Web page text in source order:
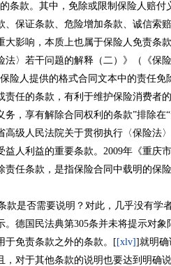
条款。其中，免除或限制保险人赔
、保证条款、危险增加条款、诚信索
大影响，本质上也属于保险人免责条
法〉若干问题的解释（二）》（《保
险人提供的格式合同文本中的责任
责任的条款，有利于维护保险消费者
务，享有解除合同权利的条款”排除
高级人民法院关于贯彻执行〈保险法
益人利益的重要条款。2009年《重庆
责任条款，是指保险合同中载明的保
是否需要说明？对此，几乎没有学
。德国民法典第305条并未将提示对
于免责条款之外的条款。[ [xlv]]就明确
，对于其他条款的说明也要达到明确